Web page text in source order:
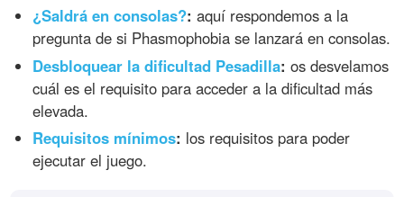
¿Saldrá en consolas?: aquí respondemos a la
pregunta de si Phasmophobia se lanzará en consolas.
Desbloquear la dificultad Pesadilla: os desvelamos
cuál es el requisito para acceder a la dificultad más
elevada.
Requisitos mínimos: los requisitos para poder
ejecutar el juego.